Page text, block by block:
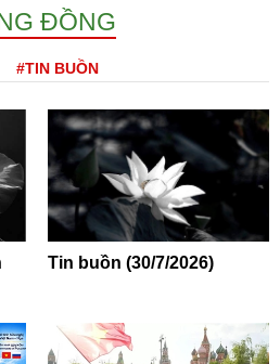
ĐỒNG
#TIN BUỒN
Tin buồn (30/7/2026)